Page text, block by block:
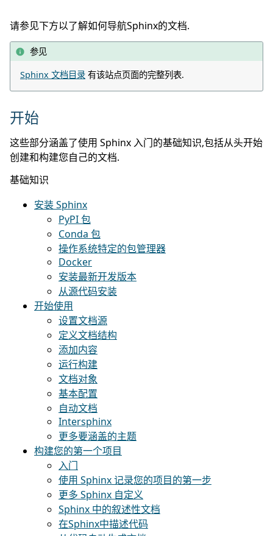
请参见下方以了解如何导航Sphinx的文档.
参见
Sphinx 文档目录 有该站点页面的完整列表.
开始
这些部分涵盖了使用 Sphinx 入门的基础知识,包括从头开始
创建和构建您自己的文档.
基础知识
安装 Sphinx
PyPI 包
Conda 包
操作系统特定的包管理器
Docker
安装最新开发版本
从源代码安装
开始使用
设置文档源
定义文档结构
添加内容
运行构建
文档对象
基本配置
自动文档
Intersphinx
更多要涵盖的主题
构建您的第一个项目
入门
使用 Sphinx 记录您的项目的第一步
更多 Sphinx 自定义
Sphinx 中的叙述性文档
在Sphinx中描述代码